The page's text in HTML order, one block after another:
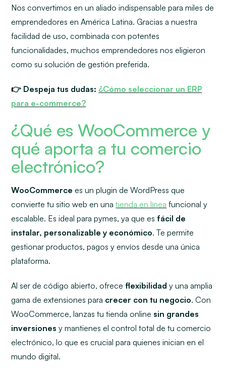
Nos convertimos en un aliado indispensable para miles de
emprendedores en América Latina. Gracias a nuestra
facilidad de uso, combinada con potentes
funcionalidades, muchos emprendedores nos eligieron
como su solución de gestión preferida.
👉 Despeja tus dudas: ¿Cómo seleccionar un ERP
para e-commerce?
¿Qué es WooCommerce y
qué aporta a tu comercio
electrónico?
WooCommercees un plugin de WordPress que
convierte tu sitio web en unatienda en línea funcional y
escalable. Es ideal para pymes, ya que esfácil de
instalar, personalizable y económico. Te permite
gestionar productos, pagos y envíos desde una única
plataforma.
Al ser de código abierto, ofreceflexibilidady una amplia
gama de extensiones para crecer con tu negocio. Con
WooCommerce, lanzas tu tienda online sin grandes
inversiones y mantienes el control total de tu comercio
electrónico, lo que es crucial para quienes inician en el
mundo digital.